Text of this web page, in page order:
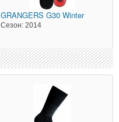
GRANGERS G30 Winter
Сезон: 2014